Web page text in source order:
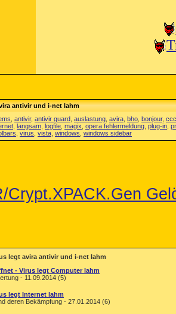
antivir und i-net lahm
antivir, antivir guard auslastung avira bho bonjour,
langsam logfile magix opera fehlermeldung plug-in
virus vista windows windows sidebar
Crypt.XPACK.Gen
legt avira antivir und i-net lahm
- Virus legt Computer lahm
- 11.09.2014 (5)
legt Internet lahm
deren Bekämpfung - 27.01.2014 (6)